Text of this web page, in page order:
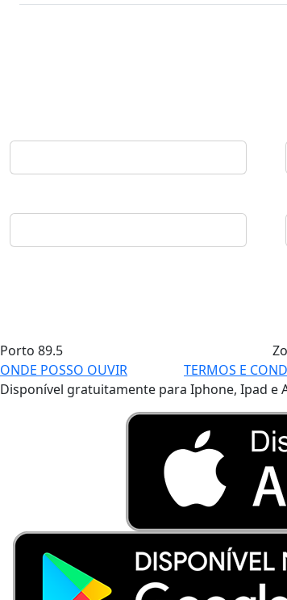
Porto 89.5
ONDE POSSO OUVIR
TERMOS E
Disponível gratuitamente para Iphone, Ipad e